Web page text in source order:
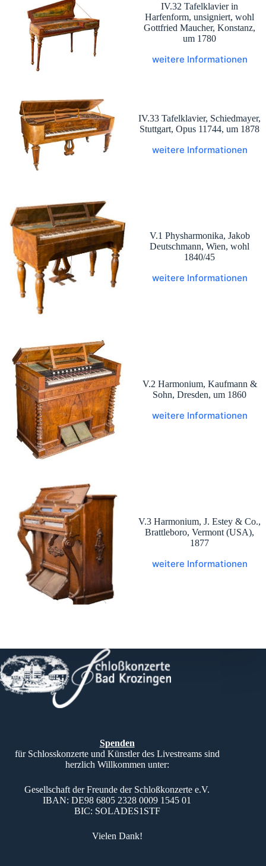
IV.32 Tafelklavier in
Harfenform, unsigniert, wohl
Gottfried Maucher, Konstanz,
um 1780
weitere Informationen
IV.33 Tafelklavier, Schiedmayer,
Stuttgart, Opus 11744, um 1878
weitere Informationen
V.1 Physharmonika, Jakob
Deutschmann, Wien, wohl
1840/45
weitere Informationen
V.2 Harmonium, Kaufmann &
Sohn, Dresden, um 1860
weitere Informationen
V.3 Harmonium, J. Estey & Co.,
Brattleboro, Vermont (USA),
1877
weitere Informationen
Spenden
für Schlosskonzerte und Künstler des Livestreams sind
herzlich Willkommen unter:
Gesellschaft der Freunde der Schloßkonzerte e.V.
IBAN: DE98 6805 2328 0009 1545 01
BIC: SOLADES1STF
Vielen Dank!